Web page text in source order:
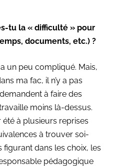
tu la « difficulté » pour
documents, etc.) ?
un peu compliqué. Mais,
ma fac, il n’y a pas
à faire des
moins là-dessus.
à plusieurs reprises
à trouver soi-
figurant dans les choix, les
pédagogique